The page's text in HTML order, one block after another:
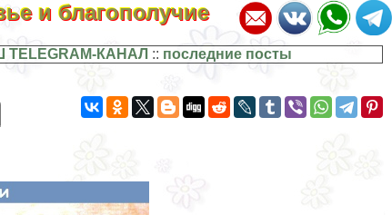
и благополучие
TELEGRAM-КАНАЛ :: последние посты